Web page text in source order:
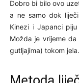
Dobro bi bilo ovo
a ne samo dok
Kinezi i Japanci
Možda je vrijeme da
gutljajima) tokom jela.